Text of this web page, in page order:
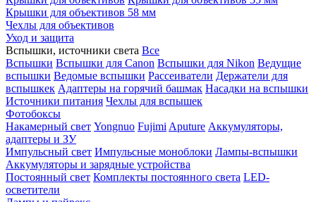
Крышки для объективов 58 мм
Чехлы для объективов
Уход и защита
Вспышки, источники света Все
Вспышки Вспышки для Canon Вспышки для Nikon Ведущие
вспышки Ведомые вспышки Рассеиватели Держатели для
вспышкек Адаптеры на горячий башмак Насадки на вспышки
Источники питания Чехлы для вспышек
Фотобоксы
Накамерный свет Yongnuo Fujimi Aputure Аккумуляторы,
адаптеры и ЗУ
Импульсный свет Импульсные моноблоки Лампы-вспышки
Аккумуляторы и зарядные устройства
Постоянный свет Комплекты постоянного света LED-
осветители